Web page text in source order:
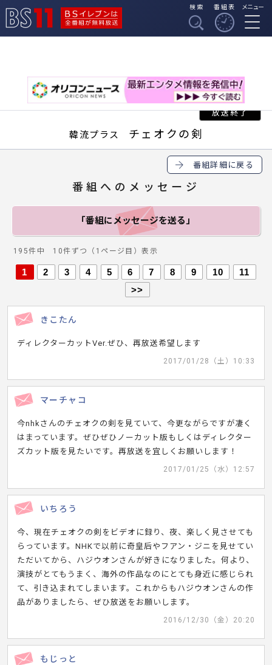
BSイレブンは全番組
検索 番組表 メニュー
韓流プラス チェオクの剣
番組詳細に戻る
番組へのメッセージ
「番組にメッセージを送る」
195件中 10件ずつ（1ページ目）表示
1 2 3 4 5 6 7 8 9 10
11
>>
きこたん
ディレクターカットVer.ぜひ、再放送希望します
2017/01/28（土）10:33
マーチャコ
今nhkさんのチェオクの剣を見ていて、今更ながらですが凄く
はまっています。ぜひぜひノーカット版もしくはディレクター
ズカット版を見たいです。再放送を宜しくお願いします！
2017/01/25（水）12:57
いちろう
今、現在チェオクの剣をビデオに録り、夜、楽しく見させても
らっています。NHKで以前に奇皇后やフアン・ジニを見せてい
ただいてから、ハジウオンさんが好きになりました。何より、
演技がとてもうまく、海外の作品なのにとても身近に感じられ
て、引き込まれてしまいます。これからもハジウオンさんの作
品がありましたら、ぜひ放送をお願いします。
2016/12/30（金）20:20
もじっと